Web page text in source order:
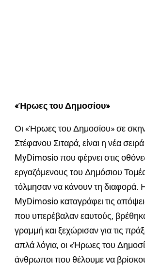
«Ήρωες του Δημοσίου»
Οι «Ήρωες του Δημοσίου» σε
Στέφανου Σιταρά, είναι η νέα
MyDimosio που φέρνει στις
εργαζόμενους του Δημόσιου Τομέα
τόλμησαν να κάνουν τη διαφορά.
MyDimosio καταγράφει τις
που υπερέβαλαν εαυτούς,
γραμμή και ξεχώρισαν για τις
απλά λόγια, οι «Ήρωες του
άνθρωποι που θέλουμε να